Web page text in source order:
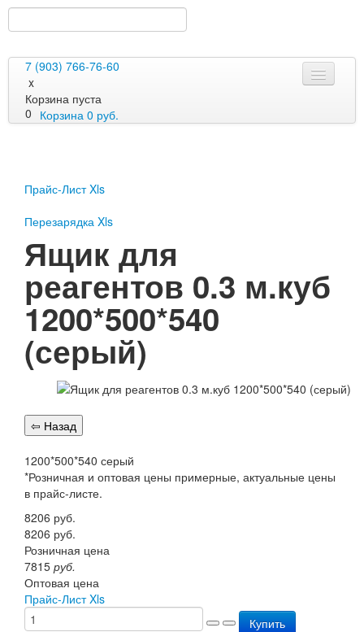
7 (903) 766-76-60
x
Корзина пуста
0 Корзина 0 руб.
Перезарядка ОП
Перезарядка ОВП
Доставка
Оплата
Гарантии
О нас
Статьи
Публичная оферта
Вопрос-Ответ
Пожарное оборудование
Перезарядка
Перезарядка ОП
Перезарядка ОУ
Доставка
Оплата
Гарантии
О нас
Прайс-Лист Xls
Перезарядка Xls
Ящик для
реагентов 0.3 м.куб
1200*500*540
(серый)
1200*500*540 серый
*Розничная и оптовая цены примерные, актуальные цены
в прайс-листе.
8206 руб.
8206 руб.
Розничная цена
7815 руб.
Оптовая цена
Прайс-Лист Xls
Купить